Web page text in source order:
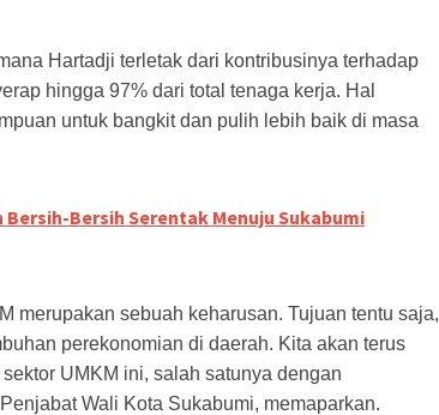
Hartadji terletak dari kontribusinya terhadap
hingga 97% dari total tenaga kerja. Hal
untuk bangkit dan pulih lebih baik di masa
Bersih Serentak Menuju Sukabumi
merupakan sebuah keharusan. Tujuan tentu saja,
perekonomian di daerah. Kita akan terus
UMKM ini, salah satunya dengan
Wali Kota Sukabumi, memaparkan.